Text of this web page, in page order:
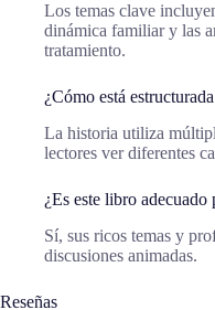
Los temas clave
dinámica familiar y las
tratamiento.
¿Cómo está
La historia utiliza
lectores ver diferentes
¿Es este libro adecuado
Sí, sus ricos temas y
discusiones animadas.
Reseñas